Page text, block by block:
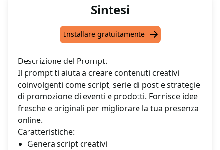
Sintesi
Installare gratuitamente
Descrizione del Prompt:
Il prompt ti aiuta a creare contenuti creativi
coinvolgenti come script, serie di post e strategie
di promozione di eventi e prodotti. Fornisce idee
fresche e originali per migliorare la tua presenza
online.
Caratteristiche:
Genera script creativi